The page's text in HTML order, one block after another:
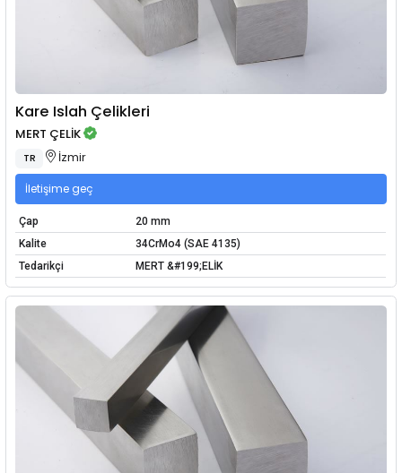
Kare Islah Çelikleri
MERT ÇELİK
TR İzmir
İletişime geç
Çap
20 mm
Kalite
34CrMo4 (SAE 4135)
Tedarikçi
MERT &#199;ELİK